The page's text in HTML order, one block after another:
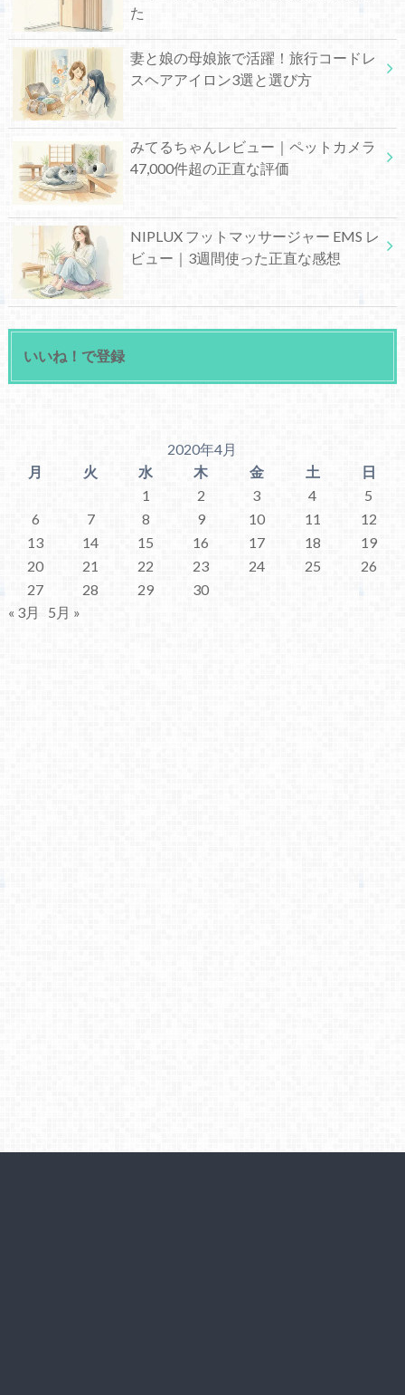
た
妻と娘の母娘旅で活躍！旅行コードレ
スヘアアイロン3選と選び方
みてるちゃんレビュー｜ペットカメラ
47,000件超の正直な評価
NIPLUX フットマッサージャー EMS レ
ビュー｜3週間使った正直な感想
いいね！で登録
2020年4月
月
火 水 木 金 土
日
1
2 3 4
5
6
7 8 9 10 11
12
13
14 15 16 17 18
19
20
21 22 23 24 25
26
27
28 29
30
« 3月
5月 »